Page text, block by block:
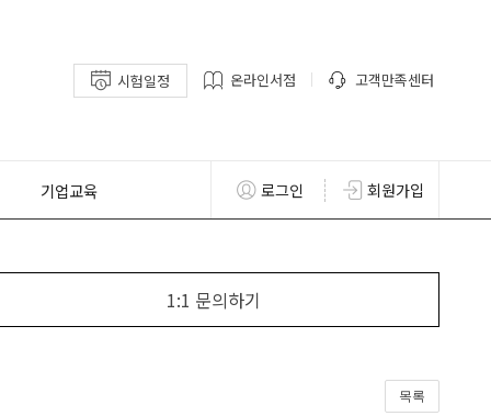
시험일정 온라인서점 고객만족센터
기업교육 로그인 회원가입
1:1 문의하기
목록